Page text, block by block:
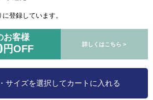
登録しています。
お客様
円OFF 詳しくはこちら >
サイズを選択してカートに入れる